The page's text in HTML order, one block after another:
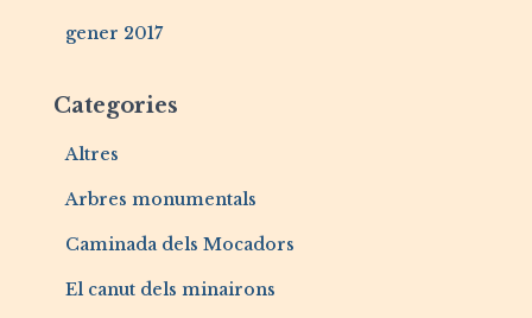
gener 2017
Categories
Altres
Arbres monumentals
Caminada dels Mocadors
El canut dels minairons